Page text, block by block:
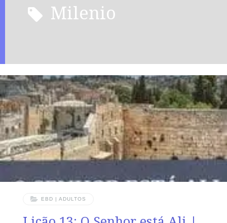
milenio
EBD | ADULTOS